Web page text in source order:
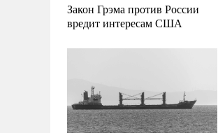
Закон Грэма против России
вредит интересам США